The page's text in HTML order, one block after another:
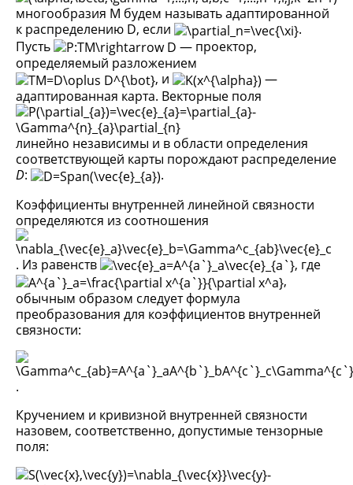
многообразия M будем называть адаптированной
к распределению D, если
.
Пусть
— проектор,
определяемый разложением
, и
—
адаптированная карта. Векторные поля
линейно независимы и в области определения
соответствующей карты порождают распределение
D:
.
Коэффициенты внутренней линейной связности
определяются из соотношения
. Из равенств
, где
,
обычным образом следует формула
преобразования для коэффициентов внутренней
связности:
.
Кручением и кривизной внутренней связности
назовем, соответственно, допустимые тензорные
поля: